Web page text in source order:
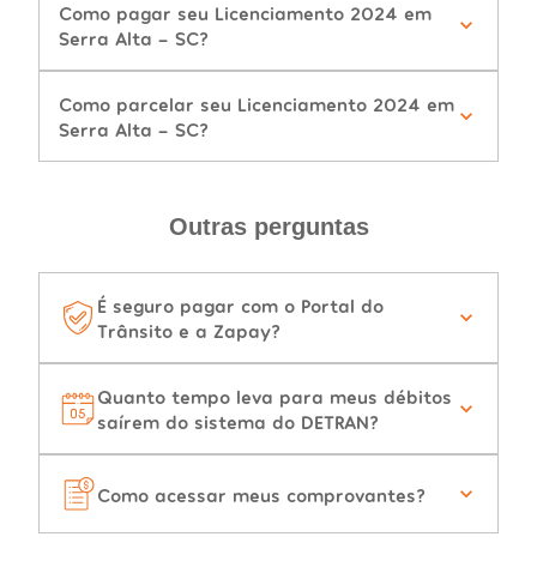
Como pagar seu Licenciamento 2024 em
Serra Alta - SC?
Como parcelar seu Licenciamento 2024 em
Serra Alta - SC?
Outras perguntas
É seguro pagar com o Portal do
Trânsito e a Zapay?
Quanto tempo leva para meus débitos
saírem do sistema do DETRAN?
Como acessar meus comprovantes?